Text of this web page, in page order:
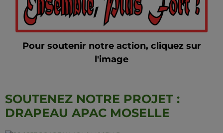
Pour soutenir notre action, cliquez sur
l'image
SOUTENEZ NOTRE PROJET :
DRAPEAU APAC MOSELLE